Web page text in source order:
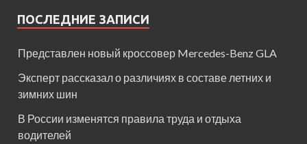
ПОСЛЕДНИЕ ЗАПИСИ
Представлен новый кроссовер Mercedes-Benz GLA
Эксперт рассказал о различиях в составе летних и
зимних шин
В России изменятся правила труда и отдыха
водителей